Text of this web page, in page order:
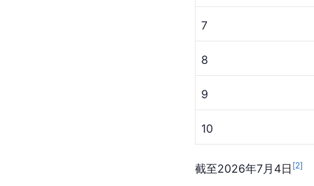
7
8
9
10
截至2026年7月4日 [2]